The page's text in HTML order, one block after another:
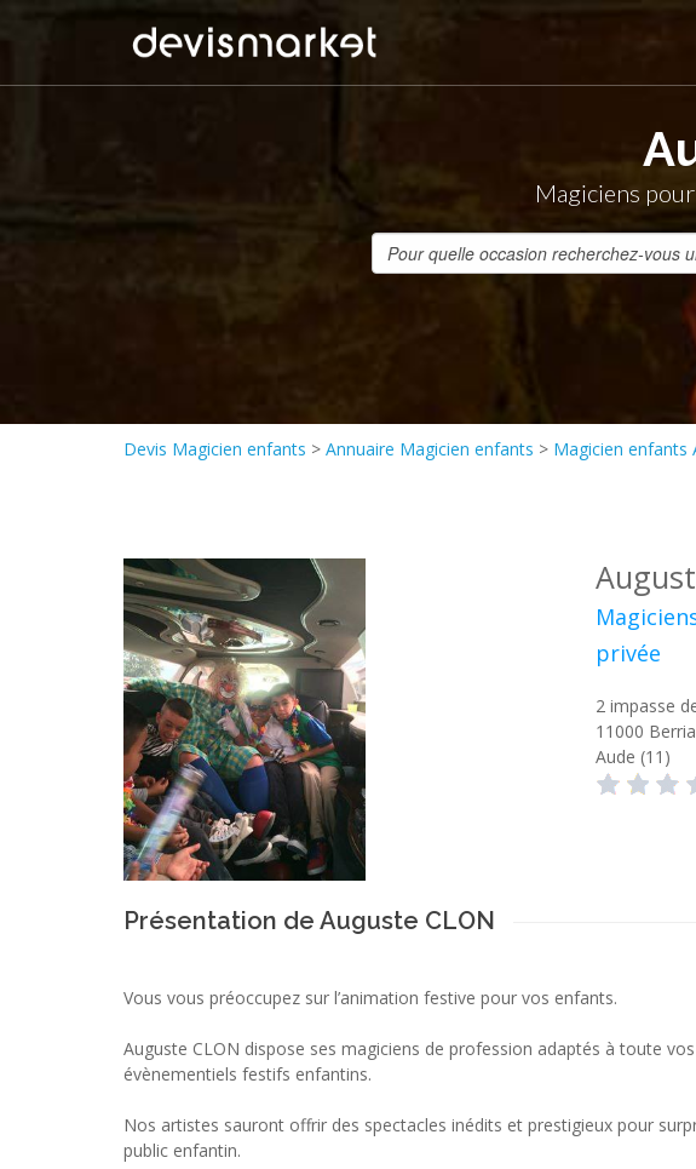
Magiciens
Devis Magicien enfants > Annuaire Magicien enfants > Magicien enfants
privée
2 impasse
11000
Aude (11)
Présentation de Auguste CLON
Vous vous préoccupez sur l’animation festive pour vos enfants.
Auguste CLON dispose ses magiciens de profession adaptés à toute vos
évènementiels festifs enfantins.
Nos artistes sauront offrir des spectacles inédits et prestigieux pour
public enfantin.